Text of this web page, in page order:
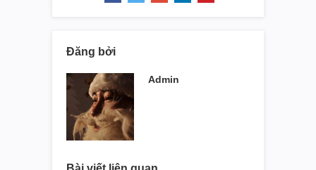
Đăng bởi
Admin